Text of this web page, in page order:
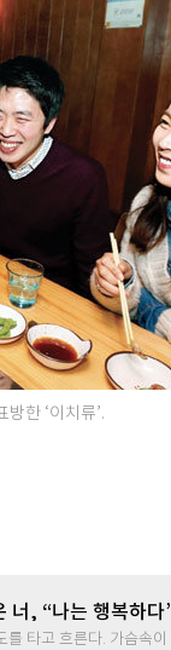
한 ‘이치류’.
너, “나는 행복하다
를 타고 흐른다. 가슴속